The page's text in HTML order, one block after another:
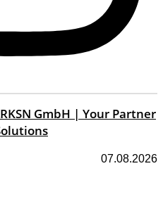
GmbH | Your Partner
07.08.2026